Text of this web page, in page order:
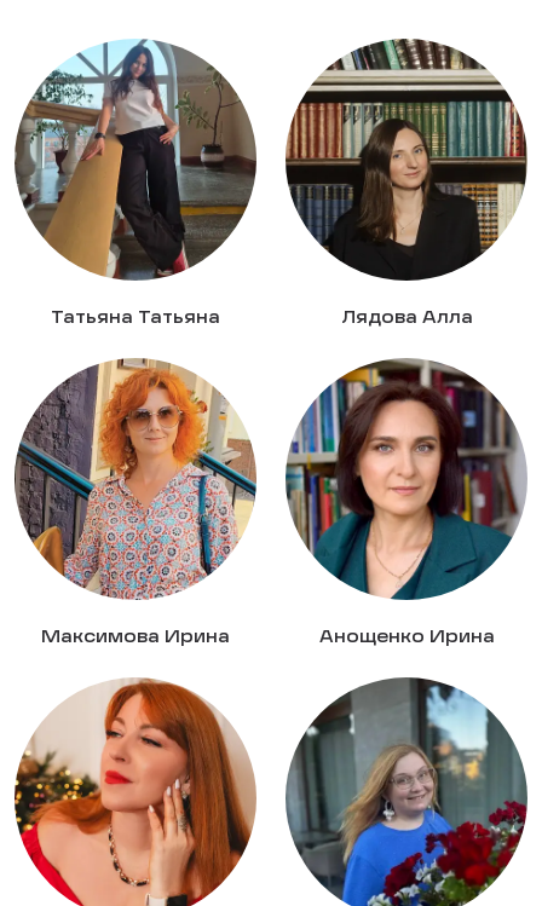
Татьяна Татьяна Лядова Алла
Максимова Ирина Анощенко Ирина